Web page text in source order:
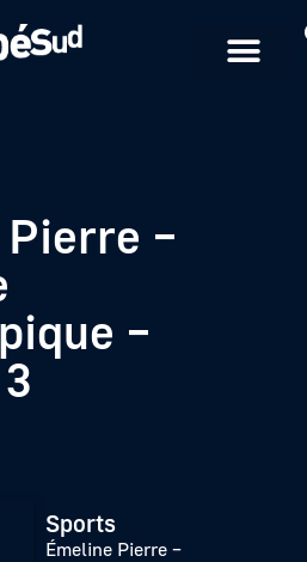
–
–
Sports
Émeline Pierre –